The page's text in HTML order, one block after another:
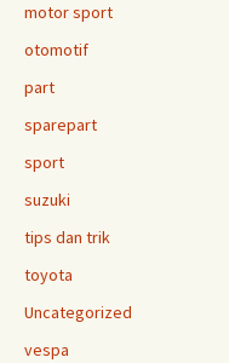
motor sport
otomotif
part
sparepart
sport
suzuki
tips dan trik
toyota
Uncategorized
vespa